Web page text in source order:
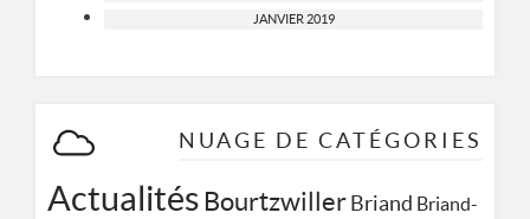
JANVIER 2019
NUAGE DE CATÉGORIES
Actualités Bourtzwiller Briand Briand-